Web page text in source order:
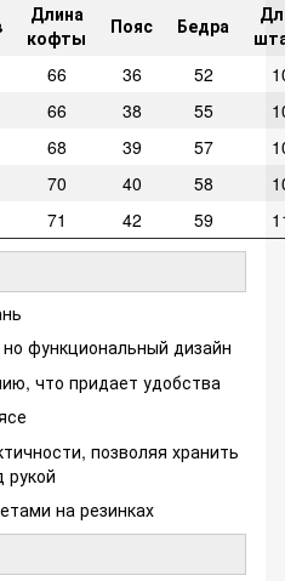
Длина
кофты
Пояс Бедра
66 36 52
66 38 55
68 39 57
70 40 58
71 42 59
функциональный дизайн
что придает удобства
позволяя хранить
на резинках